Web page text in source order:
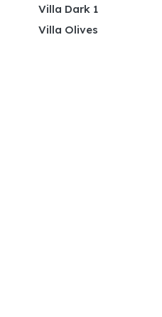
Villa Dark 1
Villa Olives